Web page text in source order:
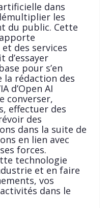
dans
les
du public. Cette
des services
d’essayer
pour s’en
la rédaction des
d’Open AI
converser,
effectuer des
des
dans la suite de
en lien avec
forces.
technologie
et en faire
vos
dans le